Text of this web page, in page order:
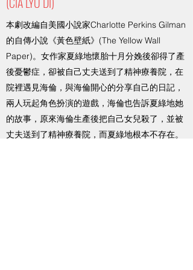
本劇改編自美國小說家Charlotte Perkins Gilman
的自傳小說《黃色壁紙》(The Yellow Wall
Paper)。女作家夏綠地懷胎十月分娩後卻得了產
後憂鬱症，卻被自己丈夫送到了精神療養院，在
院裡遇見海倫，與海倫開心的分享自己的日記，
兩人玩起角色扮演的遊戲，海倫也告訴夏綠地她
的故事，原來海倫生產後把自己女兒殺了，並被
丈夫送到了精神療養院，而夏綠地根本不存在。